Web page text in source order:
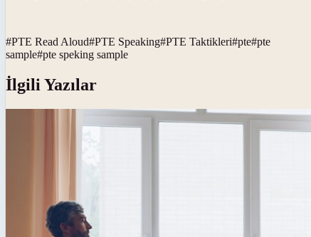
#PTE Read Aloud#PTE Speaking#PTE Taktikleri#pte#pte
sample#pte speking sample
İlgili Yazılar